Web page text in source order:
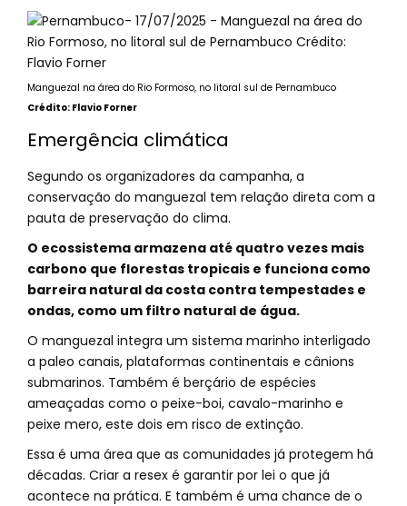
Manguezal na área do Rio Formoso, no litoral sul de Pernambuco
Crédito: Flavio Forner
Emergência climática
Segundo os organizadores da campanha, a
conservação do manguezal tem relação direta com a
pauta de preservação do clima.
O ecossistema armazena até quatro vezes mais
carbono que florestas tropicais e funciona como
barreira natural da costa contra tempestades e
ondas, como um filtro natural de água.
O manguezal integra um sistema marinho interligado
a paleo canais, plataformas continentais e cânions
submarinos. Também é berçário de espécies
ameaçadas como o peixe-boi, cavalo-marinho e
peixe mero, este dois em risco de extinção.
Essa é uma área que as comunidades já protegem há
décadas. Criar a resex é garantir por lei o que já
acontece na prática. E também é uma chance de o